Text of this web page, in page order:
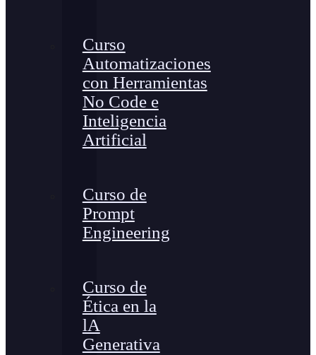
Curso
Automatizaciones
con Herramientas
No Code e
Inteligencia
Artificial
Curso de
Prompt
Engineering
Curso de
Ética en la
lA
Generativa